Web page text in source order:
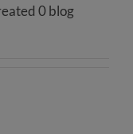
0 blog